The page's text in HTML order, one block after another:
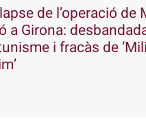
de l’operació de
a Girona:
i fracàs de